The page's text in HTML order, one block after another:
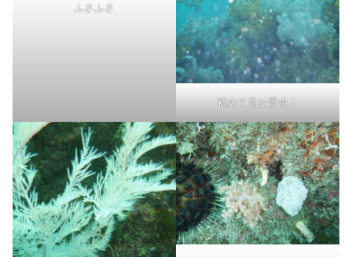
ふさふさ
初めて見た景色！